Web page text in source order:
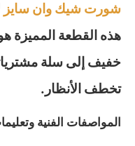
شورت شيك وان سايز
هذه القطعة
خفيف إلى سلة
تخطف الأنظار.
المواصفات الفنية